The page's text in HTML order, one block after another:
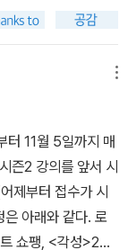
는가. 심지어 그 집
마로부터 받은 유산
로 자기만의 공간
생필품도 ‘자기
나 다른 공간을 얻
나누기 위해 마련
돈이나, 연인이 알
실히 다른 여자이
은 것처럼, 만족스
차려입던 옷처럼
에 비해 세상은 좀
지 않는다. 아직도
계에서 자신의 정
팽은 묵묵히 소설
평원 위로 날아오
상처 입고 지쳐 날
글픈 광경이에요. -
아닌데 ㅎㅎ 올
분 좋은 순간은 책
제 <휴먼 스테인>
여성문학에 부합
이기도 하다.<각성
언스의 상류층 주
, 다섯 살의 두 아
로베르라는 청년과
는 아이들에게 무
흘린다. 결혼생활
늘어놓긴 하지만
의 남편’으로 치
보인다. '여성
관습이 부여한 성
미니즘 학자의 자전
엄마와 아빠의 역
워야 한다는 세상
부모로 역할을 다
려고 노력한 저자
있는지를 구체적으
용기와 새로운 가
터 11월 5일까지 매
즌2 강의를 앞서 시
제부터 접수가 시
아래와 같다. 로
쇼팽, <각성>2강